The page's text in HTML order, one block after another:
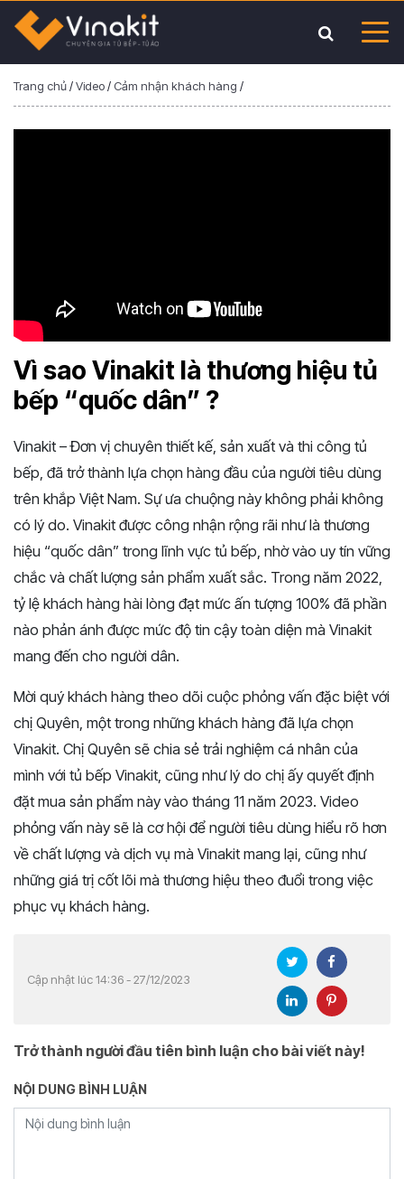
Trang chủ/Video/ Cảm nhận khách hàng /
Vì sao Vinakit là thương hiệu tủ
bếp “quốc dân” ?
Vinakit – Đơn vị chuyên thiết kế, sản xuất và thi công tủ
bếp, đã trở thành lựa chọn hàng đầu của người tiêu dùng
trên khắp Việt Nam. Sự ưa chuộng này không phải không
có lý do. Vinakit được công nhận rộng rãi như là thương
hiệu “quốc dân” trong lĩnh vực tủ bếp, nhờ vào uy tín vững
chắc và chất lượng sản phẩm xuất sắc. Trong năm 2022,
tỷ lệ khách hàng hài lòng đạt mức ấn tượng 100% đã phần
nào phản ánh được mức độ tin cậy toàn diện mà Vinakit
mang đến cho người dân.
Mời quý khách hàng theo dõi cuộc phỏng vấn đặc biệt với
chị Quyên, một trong những khách hàng đã lựa chọn
Vinakit. Chị Quyên sẽ chia sẻ trải nghiệm cá nhân của
mình với tủ bếp Vinakit, cũng như lý do chị ấy quyết định
đặt mua sản phẩm này vào tháng 11 năm 2023. Video
phỏng vấn này sẽ là cơ hội để người tiêu dùng hiểu rõ hơn
về chất lượng và dịch vụ mà Vinakit mang lại, cũng như
những giá trị cốt lõi mà thương hiệu theo đuổi trong việc
phục vụ khách hàng.
Cập nhật lúc 14:36 - 27/12/2023
Trở thành người đầu tiên bình luận cho bài viết này!
NỘI DUNG BÌNH LUẬN